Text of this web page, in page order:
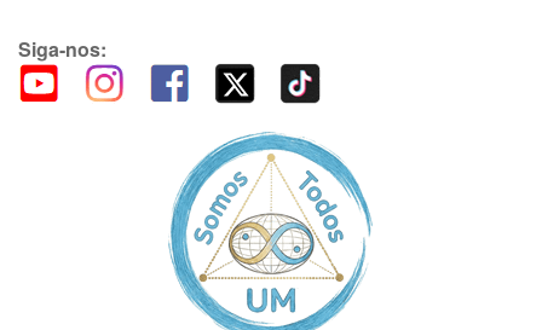
Siga-nos: